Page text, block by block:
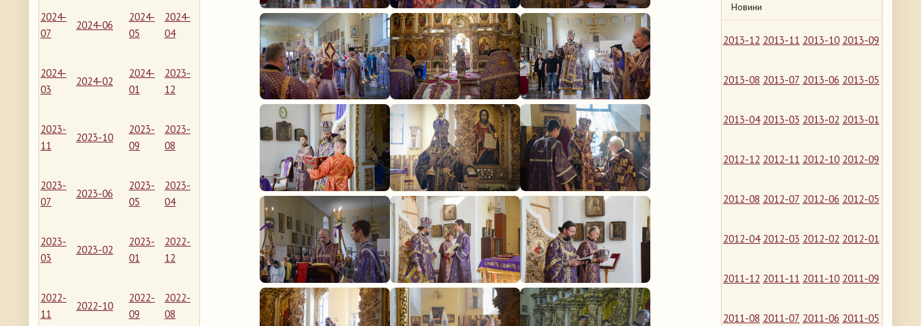
2024-
07
2024-06
2024-
05
2024-
04
2024-
03
2024-02
2024-
01
2023-
12
2023-
11
2023-10
2023-
09
2023-
08
2023-
07
2023-06
2023-
05
2023-
04
2023-
03
2023-02
2023-
01
2022-
12
2022-
11
2022-10
2022-
09
2022-
08
Новини
2013-12 2013-11 2013-10 2013-09
2013-08 2013-07 2013-06 2013-05
2013-04 2013-03 2013-02 2013-01
2012-12 2012-11 2012-10 2012-09
2012-08 2012-07 2012-06 2012-05
2012-04 2012-03 2012-02 2012-01
2011-12 2011-11 2011-10 2011-09
2011-08 2011-07 2011-06 2011-05